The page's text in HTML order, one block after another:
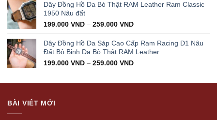
Dây Đồng Hồ Da Bò Thật RAM Leather Ram Classic
1950 Nâu đất
199.000 VND – 259.000 VND
Dây Đồng Hồ Da Sáp Cao Cấp Ram Racing D1 Nâu
Đất Bộ Binh Da Bò Thật RAM Leather
199.000 VND – 259.000 VND
BÀI VIẾT MỚI